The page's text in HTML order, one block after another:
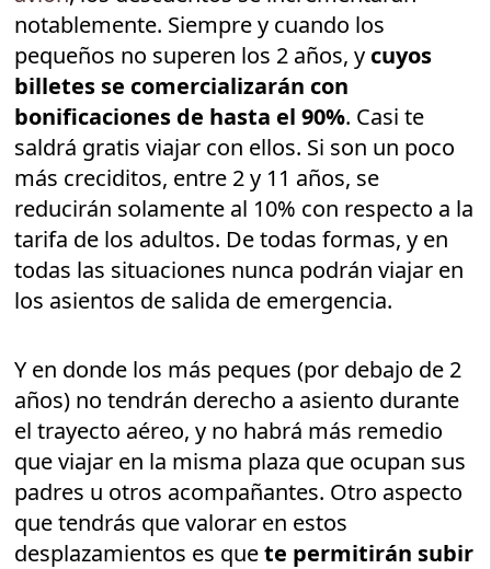
notablemente. Siempre y cuando los
pequeños no superen los 2 años, y cuyos
billetes se comercializarán con
bonificaciones de hasta el 90%. Casi te
saldrá gratis viajar con ellos. Si son un poco
más creciditos, entre 2 y 11 años, se
reducirán solamente al 10% con respecto a la
tarifa de los adultos. De todas formas, y en
todas las situaciones nunca podrán viajar en
los asientos de salida de emergencia.
Y en donde los más peques (por debajo de 2
años) no tendrán derecho a asiento durante
el trayecto aéreo, y no habrá más remedio
que viajar en la misma plaza que ocupan sus
padres u otros acompañantes. Otro aspecto
que tendrás que valorar en estos
desplazamientos es quete permitirán subir